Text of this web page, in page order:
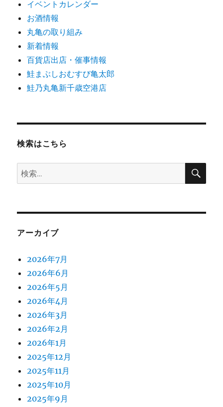
イベントカレンダー
お酒情報
丸亀の取り組み
新着情報
百貨店出店・催事情報
鮭まぶしおむすび亀太郎
鮭乃丸亀新千歳空港店
検索はこちら
検
索:
検
アーカイブ
2026年7月
2026年6月
2026年5月
2026年4月
2026年3月
2026年2月
2026年1月
2025年12月
2025年11月
2025年10月
2025年9月